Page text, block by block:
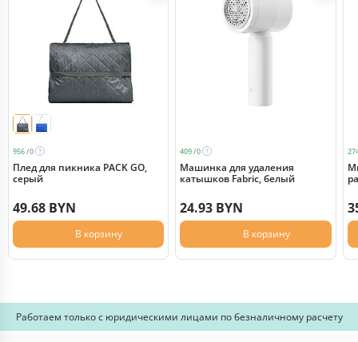
956 /0
Плед для пикника PACK GO,
серый
49.68 BYN
В корзину
409 /0
Машинка для удаления
катышков Fabric, белый
24.93 BYN
В корзину
Работаем только с юридическими лицами по безналичному расчету